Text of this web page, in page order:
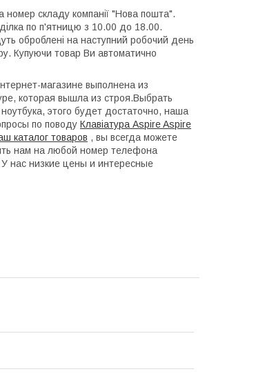
номер складу компанії "Нова пошта".
по п'ятницю з 10.00 до 18.00.
оброблені на наступний робочий день
Купуючи товар Ви автоматично
магазине выполнена из
которая вышла из строя.Выбрать
этого будет достаточно, наша
по поводу Клавіатура Aspire Aspire
каталог товаров , вы всегда можете
нам на любой номер телефона
нас низкие цены и интересные